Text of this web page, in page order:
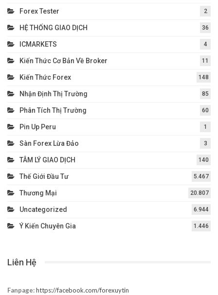
Forex Tester 2
HỆ THỐNG GIAO DỊCH 36
ICMARKETS 4
Kiến Thức Cơ Bản Về Broker 11
Kiến Thức Forex 148
Nhận Định Thị Trường 85
Phân Tích Thị Trường 60
Pin Up Peru 1
Sàn Forex Lừa Đảo 3
TÂM LÝ GIAO DỊCH 140
Thế Giới Đầu Tư 5.467
Thương Mại 20.807
Uncategorized 6.944
Ý Kiến Chuyên Gia 1.446
Liên Hệ
Fanpage:https://facebook.com/forexuytin